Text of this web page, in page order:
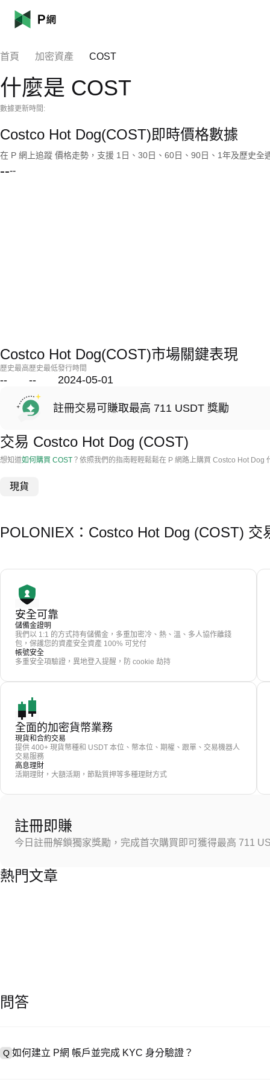
首頁 加密資產 COST
什麼是 COST
數據更新時間:
Costco Hot Dog(COST)即時價格數據
在 P 網上追蹤 價格走勢，支援 1日、30日、60日、90日、1年及歷史全
----
Costco Hot Dog(COST)市場關鍵表現
歷史最高
--
歷史最低
--
發行時間
2024-05-01
註冊交易可賺取最高 711 USDT 獎勵
交易 Costco Hot Dog (COST)
想知道如何購買 COST ？依照我們的指南輕輕鬆鬆在 P 網路上購買 Costco Hot Dog
現貨
POLONIEX：Costco Hot Dog (COST) 交
安全可靠
儲備金證明
我們以 1:1 的方式持有儲備金，多重加密冷、熱、溫、多人協作離錢
包，保護您的資產安全資產 100% 可兌付
帳號安全
多重安全項驗證，異地登入提醒，防 cookie 劫持
全面的加密貨幣業務
現貨和合約交易
提供 400+ 現貨幣種和 USDT 本位、幣本位、期權、跟單、交易機器人
交易服務
高息理財
活期理財，大額活期，節點質押等多種理財方式
註冊即賺
今日註冊解鎖獨家獎勵，完成首次購買即可獲得最高 711
熱門文章
問答
Q 如何建立 P網 帳戶並完成 KYC 身分驗證？